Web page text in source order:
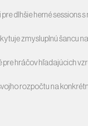
dlhšie herné sessions s
zmysluplnú šancu
pre hráčov hľadajúcich
rozpočtu na